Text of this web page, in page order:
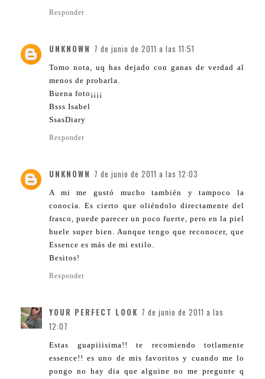
Responder
UNKNOWN 7 de junio de 2011 a las 11:51
Tomo nota, uq has dejado con ganas de verdad al
menos de probarla.
Buena foto¡¡¡¡
Bsss Isabel
SsasDiary
Responder
UNKNOWN 7 de junio de 2011 a las 12:03
A mi me gustó mucho también y tampoco la
conocía. Es cierto que oliéndolo directamente del
frasco, puede parecer un poco fuerte, pero en la piel
huele super bien. Aunque tengo que reconocer, que
Essence es más de mi estilo.
Besitos!
Responder
YOUR PERFECT LOOK 7 de junio de 2011 a las
12:07
Estas guapiiisima!! te recomiendo totlamente
essence!! es uno de mis favoritos y cuando me lo
pongo no hay dia que alguine no me pregunte q